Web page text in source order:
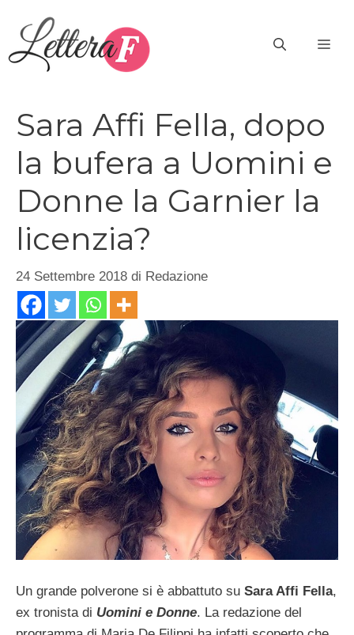
contenuto
Sara Affi Fella, dopo
la bufera a Uomini e
Donne la Garnier la
licenzia?
24 Settembre 2018 di Redazione
Un grande polverone si è abbattuto su Sara Affi Fella,
ex tronista di Uomini e Donne. La redazione del